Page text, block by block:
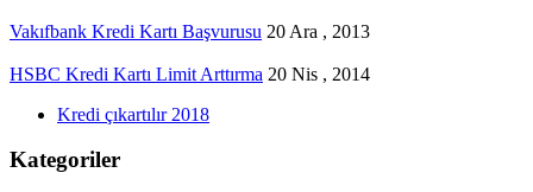
Vakıfbank Kredi Kartı Başvurusu 20 Ara , 2013
HSBC Kredi Kartı Limit Arttırma 20 Nis , 2014
Kredi çıkartılır 2018
Kategoriler